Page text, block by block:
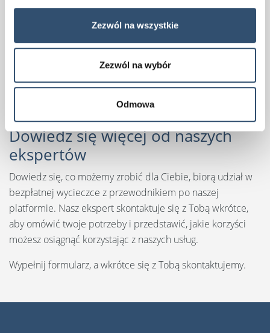
Zezwól na wszystkie
Zezwól na wybór
Odmowa
Dowiedz się więcej od naszych
ekspertów
Dowiedz się, co możemy zrobić dla Ciebie, biorą udział w
bezpłatnej wycieczce z przewodnikiem po naszej
platformie. Nasz ekspert skontaktuje się z Tobą wkrótce,
aby omówić twoje potrzeby i przedstawić, jakie korzyści
możesz osiągnąć korzystając z naszych usług.
Wypełnij formularz, a wkrótce się z Tobą skontaktujemy.